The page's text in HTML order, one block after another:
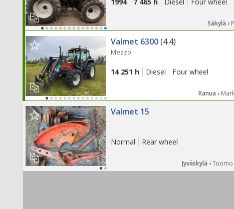
Säkylä ›
Valmet 6300(4.4)
Mezzo
14 251 h Diesel Four wheel
Ranua ›
Valmet 15
Normal Rear wheel
Jyväskylä ›